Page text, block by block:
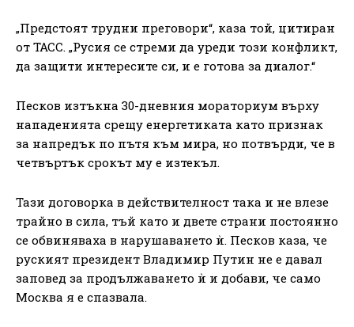
„Предстоят трудни преговори“, каза той, цитиран
от ТАСС. „Русия се стреми да уреди този конфликт,
да защити интересите си, и е готова за диалог.“
Песков изтъкна 30-дневния мораториум върху
нападенията срещу енергетиката като признак
за напредък по пътя към мира, но потвърди, че в
четвъртък срокът му е изтекъл.
Тази договорка в действителност така и не влезе
трайно в сила, тъй като и двете страни постоянно
се обвиняваха в нарушаването ѝ. Песков каза, че
руският президент Владимир Путин не е давал
заповед за продължаването ѝ и добави, че само
Москва я е спазвала.